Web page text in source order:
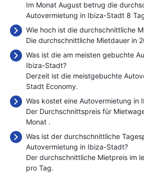
Im Monat August betrug die
Autovermietung in Ibiza-Stadt 8
Wie hoch ist die durchschnittliche
Die durchschnittliche Mietdauer in
Was ist die am meisten gebuchte
Ibiza-Stadt?
Derzeit ist die meistgebuchte
Stadt Economy.
Was kostet eine Autovermietung in
Der Durchschnittspreis für
Monat .
Was ist der durchschnittliche
Autovermietung in Ibiza-Stadt?
Der durchschnittliche Mietpreis im
pro Tag.